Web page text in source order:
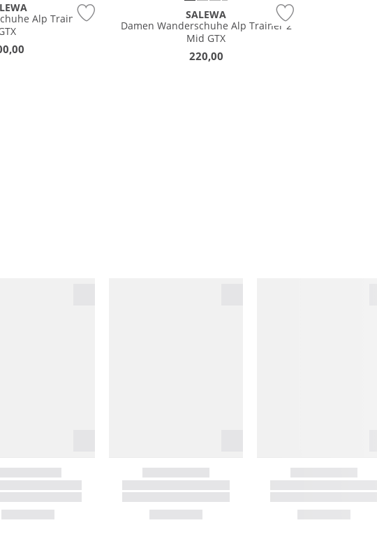
Alp Trainer 2
SALEWA
Damen Wanderschuhe Alp Trainer 2
Mid GTX
220,00